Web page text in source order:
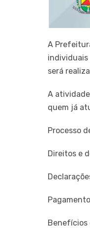
A
individuais
será
A
quem já
Processo
Direitos e
Benefícios